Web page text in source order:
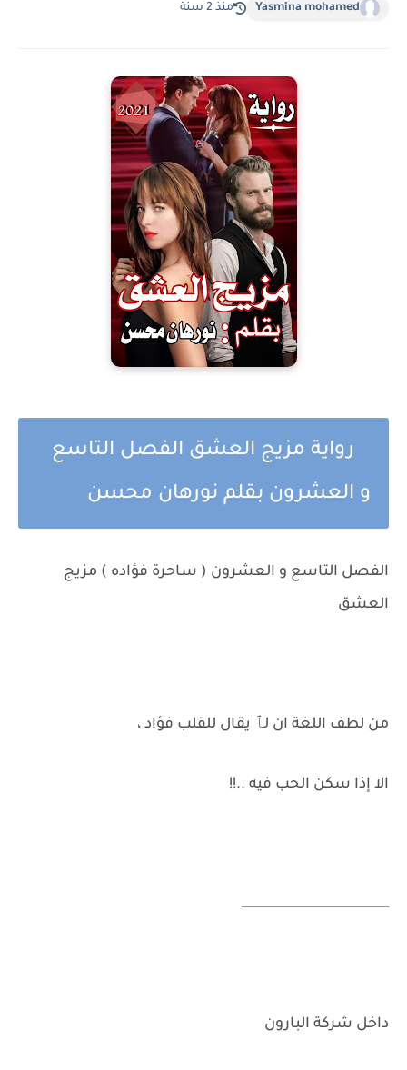
Yasmina mohamed منذ 2 سنة
رواية مزيج العشق الفصل التاسع
و العشرون بقلم نورهان محسن
الفصل التاسع و العشرون ( ساحرة فؤاده ) مزيج
العشق
من لطف اللغة ان لٱ يقال للقلب فؤاد ،
الا إذا سكن الحب فيه ..!!
ـــــــــــــــــــــــــــــــــــــــــــــــــــــــــــــــــــــــــــــــــ
داخل شركة البارون